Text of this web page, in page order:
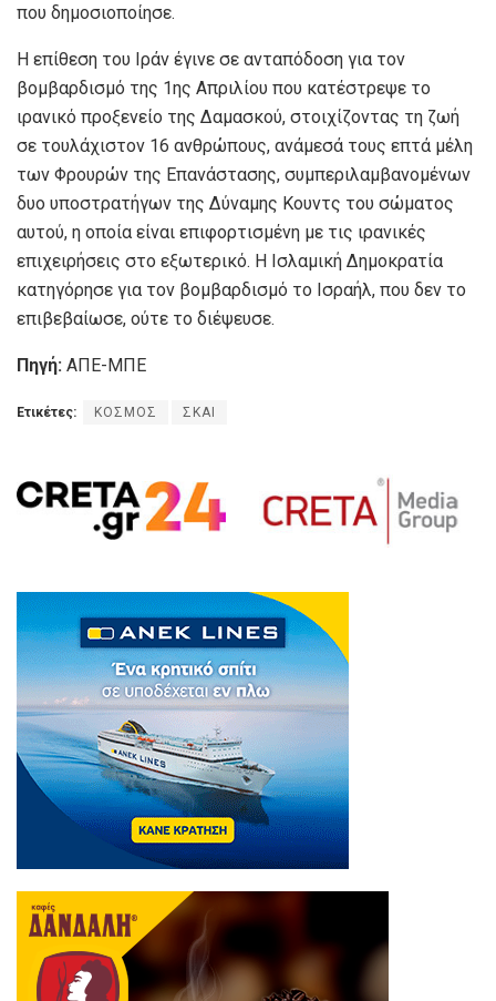
που δημοσιοποίησε.
Η επίθεση του Ιράν έγινε σε ανταπόδοση για τον
βομβαρδισμό της 1ης Απριλίου που κατέστρεψε το
ιρανικό προξενείο της Δαμασκού, στοιχίζοντας τη ζωή
σε τουλάχιστον 16 ανθρώπους, ανάμεσά τους επτά μέλη
των Φρουρών της Επανάστασης, συμπεριλαμβανομένων
δυο υποστρατήγων της Δύναμης Κουντς του σώματος
αυτού, η οποία είναι επιφορτισμένη με τις ιρανικές
επιχειρήσεις στο εξωτερικό. Η Ισλαμική Δημοκρατία
κατηγόρησε για τον βομβαρδισμό το Ισραήλ, που δεν το
επιβεβαίωσε, ούτε το διέψευσε.
Πηγή: ΑΠΕ-ΜΠΕ
Ετικέτες: ΚΟΣΜΟΣ ΣΚΑΙ